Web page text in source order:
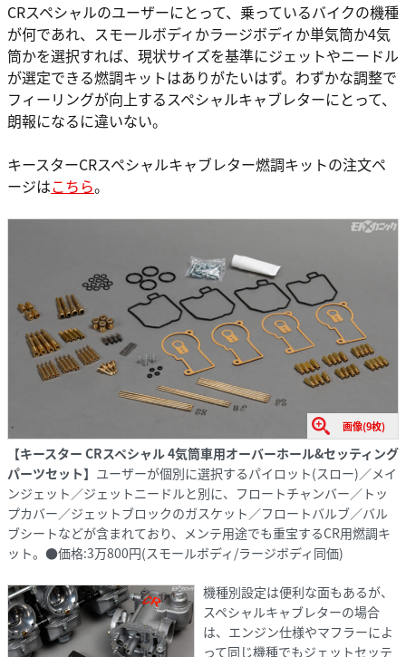
CRスペシャルのユーザーにとって、乗っているバイクの機種
が何であれ、スモールボディかラージボディか単気筒か4気
筒かを選択すれば、現状サイズを基準にジェットやニードル
が選定できる燃調キットはありがたいはず。わずかな調整で
フィーリングが向上するスペシャルキャブレターにとって、
朗報になるに違いない。
キースターCRスペシャルキャブレター燃調キットの注文ペ
ージはこちら。
画像(9枚)
【キースター CRスペシャル 4気筒車用オーバーホール&セッティング
パーツセット】 ユーザーが個別に選択するパイロット(スロー)／メイ
ンジェット／ジェットニードルと別に、フロートチャンバー／トッ
プカバー／ジェットブロックのガスケット／フロートバルブ／バル
ブシートなどが含まれており、メンテ用途でも重宝するCR用燃調キ
ット。●価格:3万800円(スモールボディ/ラージボディ同価)
機種別設定は便利な面もあるが、
スペシャルキャブレターの場合
は、エンジン仕様やマフラーによ
って同じ機種でもジェットセッテ